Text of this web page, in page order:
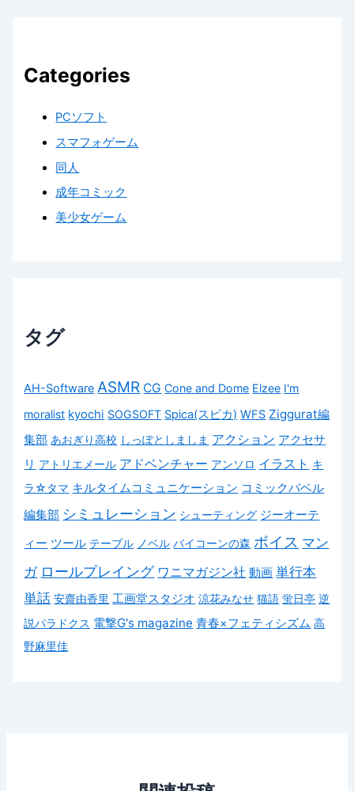
Categories
PCソフト
スマフォゲーム
同人
成年コミック
美少女ゲーム
タグ
AH-Software ASMR CG Cone and Dome Elzee I'm
moralist kyochi SOGSOFT Spica(スピカ) WFS Ziggurat編
集部 あおぎり高校 しっぽとしましま アクション アクセサ
リ アトリエメール アドベンチャー アンソロ イラスト キ
ラ☆タマ キルタイムコミュニケーション コミックバベル
編集部 シミュレーション シューティング ジーオーテ
ィー ツール テーブル ノベル バイコーンの森 ボイス マン
ガ ロールプレイング ワニマガジン社 動画 単行本
単話 安齋由香里 工画堂スタジオ 涼花みなせ 猫語 蛍日亭 逆
説パラドクス 電撃G's magazine 青春×フェティシズム 高
野麻里佳